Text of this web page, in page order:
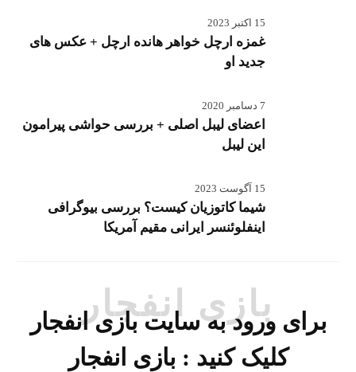
15 اکتبر 2023
غمزه ارچل خواهر هانده ارچل + عکس های
جدید او
7 دسامبر 2020
اعضای لیبل اصلی + بررسی حواشی پیرامون
این لیبل
15 آگوست 2023
شیما کاتوزیان کیست؟ بررسی بیوگرافی
اینفلوئنسر ایرانی مقیم آمریکا
بازی انفجار
برای ورود به سایت بازی انفجار
کلیک کنید : بازی انفجار